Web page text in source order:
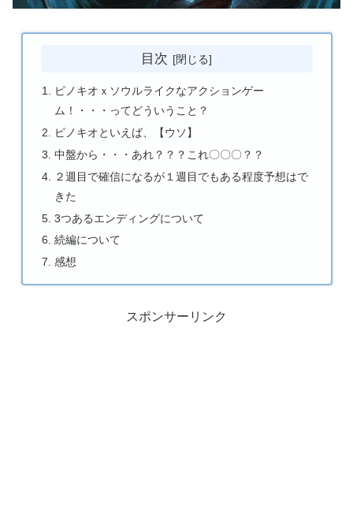
目次
ピノキオｘソウルライクなアクションゲー
ム！・・・ってどういうこと？
ピノキオといえば、【ウソ】
中盤から・・・あれ？？？これ〇〇〇？？
２週目で確信になるが１週目でもある程度予想はで
きた
3つあるエンディングについて
続編について
感想
スポンサーリンク